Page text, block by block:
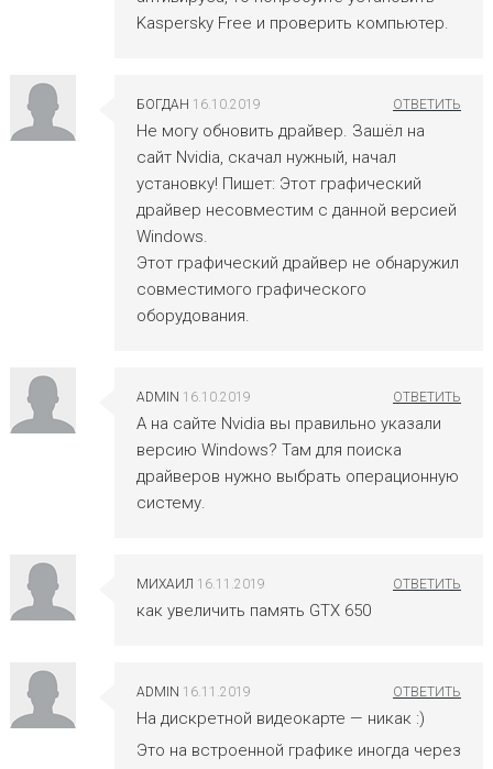
Kaspersky Free и проверить компьютер.
БОГДАН 16.10.2019
Не могу обновить драйвер. Зашёл на
сайт Nvidia, скачал нужный, начал
установку! Пишет: Этот графический
драйвер несовместим с данной версией
Windows.
Этот графический драйвер не обнаружил
совместимого графического
оборудования.
ADMIN 16.10.2019
А на сайте Nvidia вы правильно указали
версию Windows? Там для поиска
драйверов нужно выбрать операционную
систему.
МИХАИЛ 16.11.2019
как увеличить память GTX 650
ADMIN 16.11.2019
На дискретной видеокарте — никак :)
Это на встроенной графике иногда через